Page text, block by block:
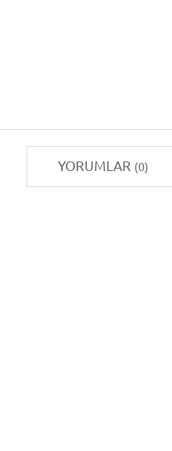
YORUMLAR (0)